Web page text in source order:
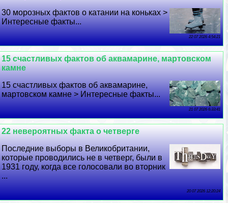
30 морозных фактов о катании на коньках >
Интересные факты...
22 07 2026 4:54:21
15 счастливых фактов об аквамарине, мартовском
камне
15 счастливых фактов об аквамарине,
мартовском камне > Интересные факты...
21 07 2026 6:33:41
22 невероятных факта о четверге
Последние выборы в Великобритании,
которые проводились не в четверг, были в
1931 году, когда все голосовали во вторник
...
20 07 2026 12:20:24